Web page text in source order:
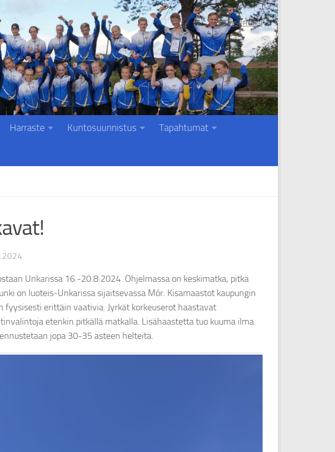
Liity jäseneksi
Harraste Kuntosuunnistus Tapahtumat
Unkarissa 16.-20.8.2024. Ohjelmassa on keskimatka, pitkä
on luoteis-Unkarissa sijaitsevassa Mór. Kisamaastot kaupungin
fyysisesti erittäin vaativia. Jyrkät korkeuserot haastavat
etenkin pitkällä matkalla. Lisähaastetta tuo kuuma ilma.
jopa 30-35 asteen helteitä.